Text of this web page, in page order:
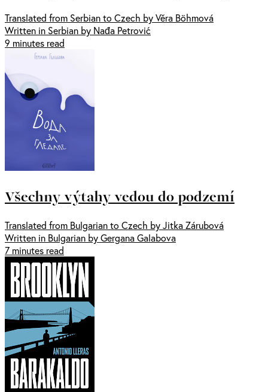
Translated from Serbian to Czech by Věra Böhmová
Written in Serbian by Nađa Petrović
9 minutes read
Všechny výtahy vedou do podzemí
Translated from Bulgarian to Czech by Jitka Zárubová
Written in Bulgarian by Gergana Galabova
7 minutes read